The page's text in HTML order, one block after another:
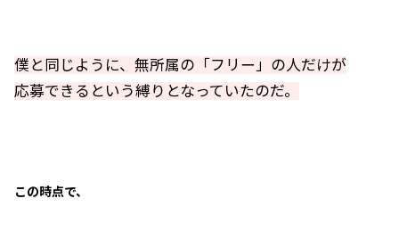
僕と同じように、無所属の「フリー」の人だけが
応募できるという縛りとなっていたのだ。
この時点で、